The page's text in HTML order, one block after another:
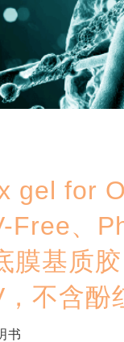
gel for
Free、
膜基质
不含酚
书